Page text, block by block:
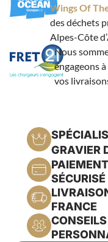
Wings Of
des déchets
Alpes-Côte
Nous
engageons
vos
GRAVIER
PAIEMENT
SÉCURISÉ
FRANCE
CONSEILS